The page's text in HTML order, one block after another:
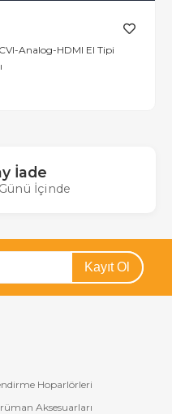
Analog-HDMI El Tipi
İade
İçinde
Kayıt Ol
Hoparlörleri
Aksesuarları